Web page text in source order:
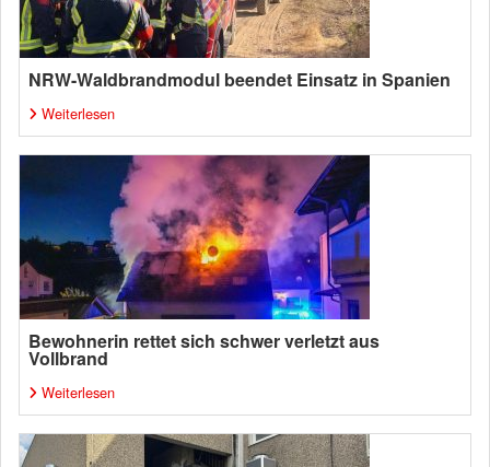
NRW-Waldbrandmodul beendet Einsatz in Spanien
Weiterlesen
Bewohnerin rettet sich schwer verletzt aus
Vollbrand
Weiterlesen